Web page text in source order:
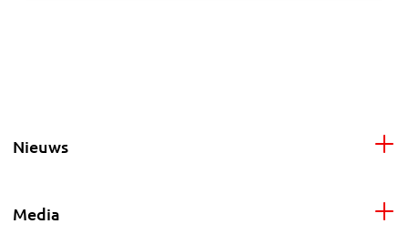
Nieuws
Media